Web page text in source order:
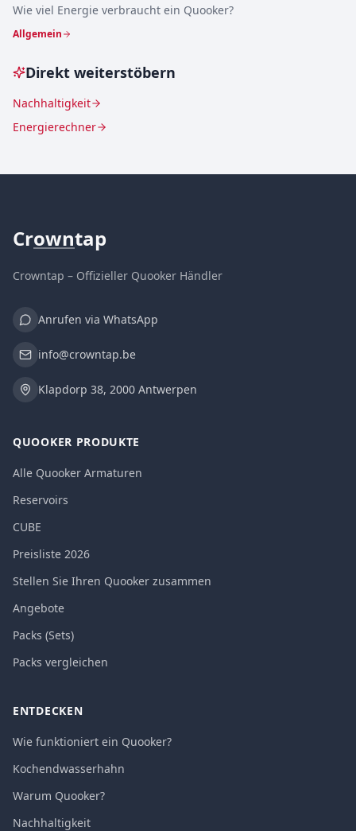
Wie viel Energie verbraucht ein Quooker?
Allgemein
Direkt weiterstöbern
Nachhaltigkeit
Energierechner
Crowntap
Crowntap – Offizieller Quooker Händler
Anrufen via WhatsApp
info@crowntap.be
Klapdorp 38, 2000 Antwerpen
QUOOKER PRODUKTE
Alle Quooker Armaturen
Reservoirs
CUBE
Preisliste 2026
Stellen Sie Ihren Quooker zusammen
Angebote
Packs (Sets)
Packs vergleichen
ENTDECKEN
Wie funktioniert ein Quooker?
Kochendwasserhahn
Warum Quooker?
Nachhaltigkeit